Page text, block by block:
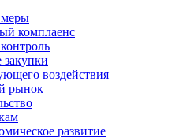
комплаенс
воздействия
рынок
развитие